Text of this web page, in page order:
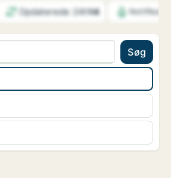
Opdaterede 24h14
Søg